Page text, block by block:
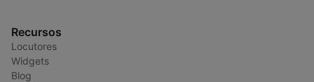
Recursos
Locutores
Widgets
Blog